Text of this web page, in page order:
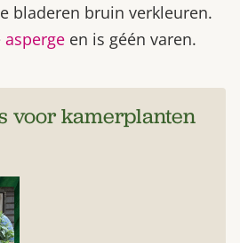
bladeren bruin verkleuren.
asperge en is géén varen.
voor kamerplanten